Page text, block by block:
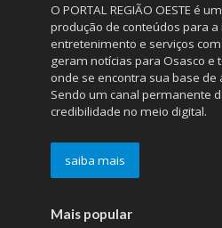
O PORTAL REGIÃO OESTE é
produção de conteúdos para a
entretenimento e serviços
geram notícias para Osasco e
onde se encontra sua base de
Sendo um canal permanente
credibilidade no meio digital.
saiba mais
Mais popular